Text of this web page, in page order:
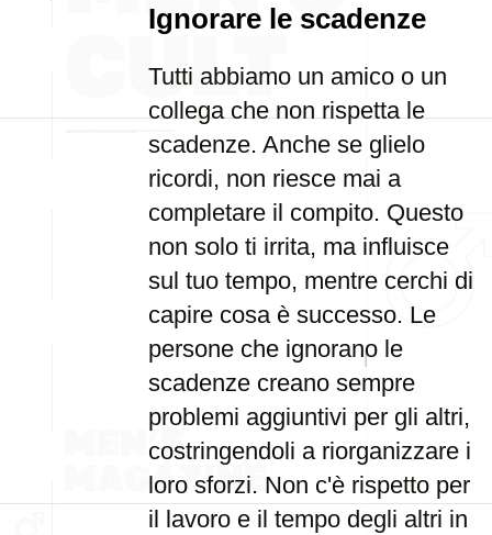
Ignorare le scadenze
Tutti abbiamo un amico o un
collega che non rispetta le
scadenze. Anche se glielo
ricordi, non riesce mai a
completare il compito. Questo
non solo ti irrita, ma influisce
sul tuo tempo, mentre cerchi di
capire cosa è successo. Le
persone che ignorano le
scadenze creano sempre
problemi aggiuntivi per gli altri,
costringendoli a riorganizzare i
loro sforzi. Non c'è rispetto per
il lavoro e il tempo degli altri in